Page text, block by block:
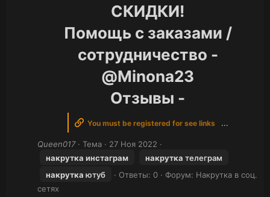
СКИДКИ!
Помощь с заказами /
сотрудничество -
@Minona23
Отзывы -
You must be registered for see links ...​
Queen017 Тема
27 Ноя 2022
накрутка инстаграм накрутка телеграм
накрутка ютуб Ответы: 0 Форум: Накрутка в соц.
сетях